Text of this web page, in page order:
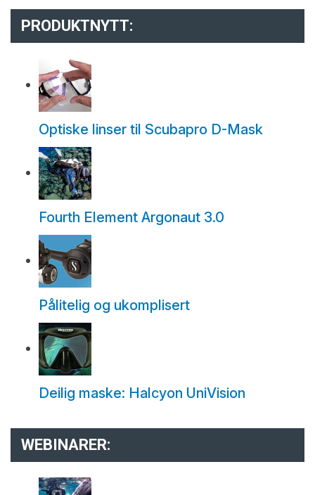
PRODUKTNYTT:
Optiske linser til Scubapro D-Mask
Fourth Element Argonaut 3.0
Pålitelig og ukomplisert
Deilig maske: Halcyon UniVision
WEBINARER: